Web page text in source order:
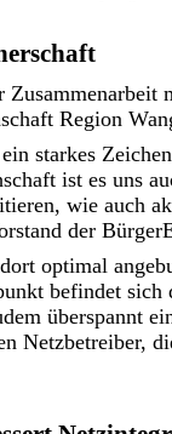
Region
starkes
ist es uns
wie auch
der
optimal
befindet
überspannt
Netzbetreiber,